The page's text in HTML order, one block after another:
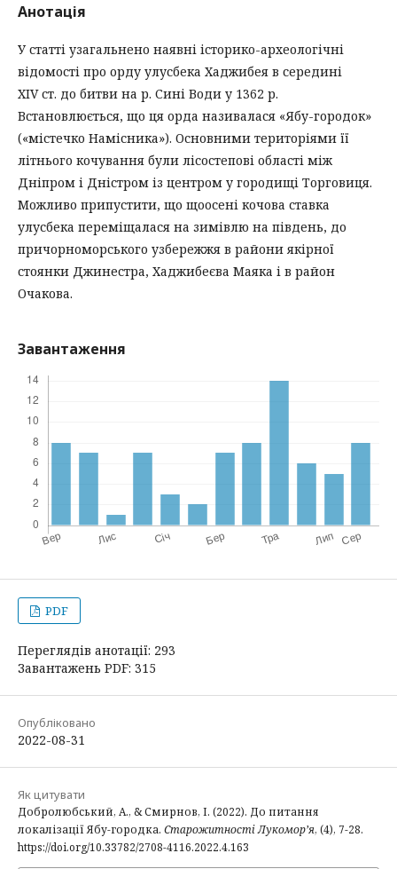
Анотація
У статті узагальнено наявні історико-археологічні
відомості про орду улусбека Хаджибея в середині
XIV ст. до битви на р. Сині Води у 1362 р.
Встановлюється, що ця орда називалася «Ябу-городок»
(«містечко Намісника»). Основними територіями її
літнього кочування були лісостепові області між
Дніпром і Дністром із центром у городищі Торговиця.
Можливо припустити, що щоосені кочова ставка
улусбека переміщалася на зимівлю на південь, до
причорноморського узбережжя в райони якірної
стоянки Джинестра, Хаджибеєва Маяка і в район
Очакова.
Завантаження
PDF
Переглядів анотації: 293
Завантажень PDF: 315
Опубліковано
2022-08-31
Як цитувати
Добролюбський, А., & Смирнов, І. (2022). До питання
локалізації Ябу-городка. Старожитності Лукомор’я, (4), 7-28.
https://doi.org/10.33782/2708-4116.2022.4.163